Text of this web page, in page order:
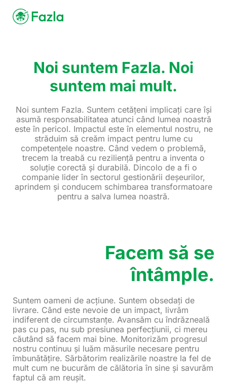
Noi suntem Fazla. Noi
suntem mai mult.
Noi suntem Fazla. Suntem cetățeni implicați care își
asumă responsabilitatea atunci când lumea noastră
este în pericol. Impactul este în elementul nostru, ne
străduim să creăm impact pentru lume cu
competențele noastre. Când vedem o problemă,
trecem la treabă cu reziliență pentru a inventa o
soluție corectă și durabilă. Dincolo de a fi o
companie lider în sectorul gestionării deșeurilor,
aprindem și conducem schimbarea transformatoare
pentru a salva lumea noastră.
Facem să se
întâmple.
Suntem oameni de acțiune. Suntem obsedați de
livrare. Când este nevoie de un impact, livrăm
indiferent de circumstanțe. Avansăm cu îndrăzneală
pas cu pas, nu sub presiunea perfecțiunii, ci mereu
căutând să facem mai bine. Monitorizăm progresul
nostru continuu și luăm măsurile necesare pentru
îmbunătățire. Sărbătorim realizările noastre la fel de
mult cum ne bucurăm de călătoria în sine și savurăm
faptul că am reușit.